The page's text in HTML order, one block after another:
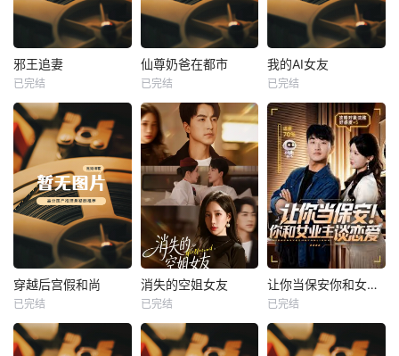
热播
邪王追妻
未知
邪王追妻
已完结
热播
未知
仙尊奶爸在都市
已完结
热播
我的AI女友
未知
我的AI女友
已完结
热播
未知
穿越后宫假和尚
已完结
热播
未知
消失的空姐女友
已完结
热播
未知
让你当保安你和女业主谈恋爱
已完结